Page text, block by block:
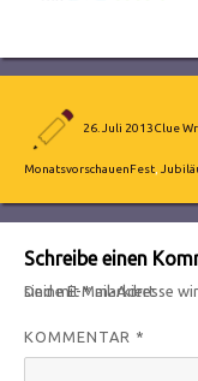
am
26. Juli 2013Clue
MonatsvorschauenFest
Schreibe einen
Deine E-Mail-Adresse
Erforderliche Felder sind mit*markiert
KOMMENTAR *